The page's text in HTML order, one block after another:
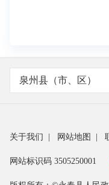
泉州县（市、区）
关于我们 网站地图
网站标识码 3505250001